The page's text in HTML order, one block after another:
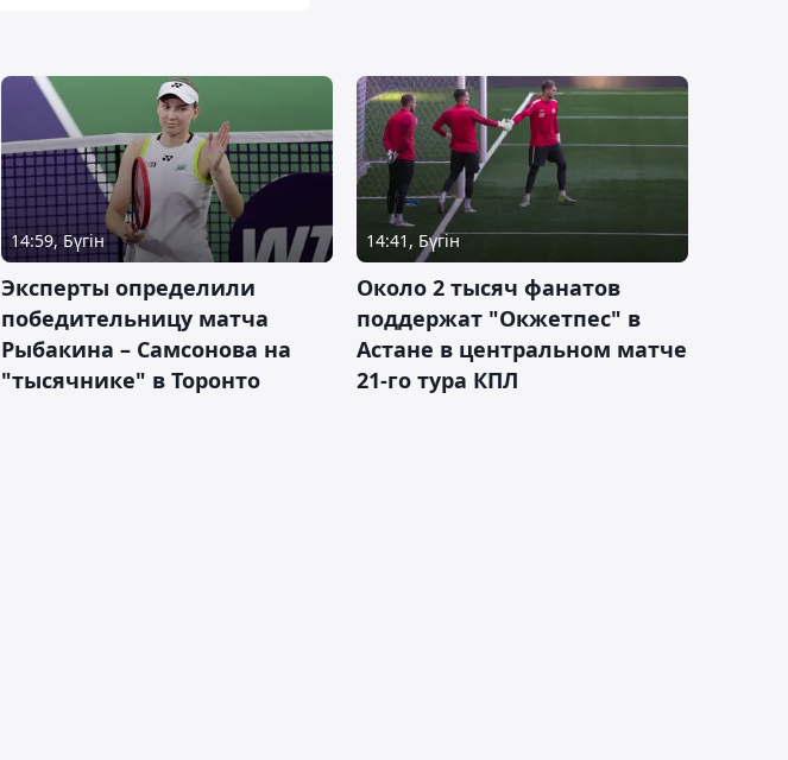
14:59, Бүгін
Эксперты определили
победительницу матча
Рыбакина – Самсонова на
"тысячнике" в Торонто
14:41, Бүгін
Около 2 тысяч фанатов
поддержат "Окжетпес" в
Астане в центральном матче
21-го тура КПЛ